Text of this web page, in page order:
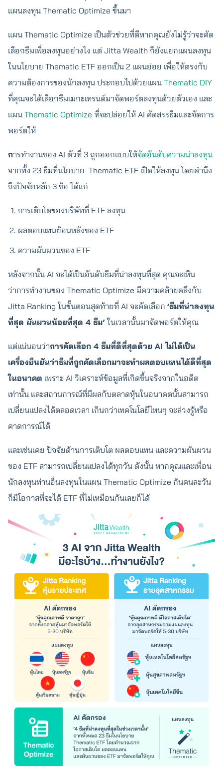
แผนลงทุน Thematic Optimize ขึ้นมา
แผน Thematic Optimize เป็นตัวช่วยที่ดีหากคุณยังไม่รู้ว่าจะคัด
เลือกธีมเพื่อลงทุนอย่างไง แต่ Jitta Wealth ก็ยังแยกแผนลงทุน
ในนโยบาย Thematic ETF ออกเป็น 2 แผนย่อย เพื่อให้ตรงกับ
ความต้องการของนักลงทุน ประกอบไปด้วยแผน Thematic DIY
ที่คุณจะได้เลือกธีมเมกะเทรนด์มาจัดพอร์ตลงทุนด้วยตัวเอง และ
แผน Thematic Optimize ที่จะปล่อยให้ AI คัดสรรธีมและจัดการ
พอร์ตให้
การทำงานของ AI ตัวที่ 3 ถูกออกแบบให้จัดอันดับความน่าลงทุน
จากทั้ง 23 ธีมที่นโยบาย Thematic ETF เปิดให้ลงทุน โดยคำนึง
ถึงปัจจัยหลัก 3 ข้อ ได้แก่
การเติบโตของบริษัทที่ ETF ลงทุน
ผลตอบแทนย้อนหลังของ ETF
ความผันผวนของ ETF
หลังจากนั้น AI จะได้เป็นอันดับธีมที่น่าลงทุนที่สุด คุณจะเห็น
ว่าการทำงานของ Thematic Optimize มีความคล้ายคลึงกับ
Jitta Ranking ในขั้นตอนสุดท้ายที่ AI จะคัดเลือก ‘ธีมที่น่าลงทุน
ที่สุด ผันผวนน้อยที่สุด 4 ธีม’ ในเวลานั้นมาจัดพอร์ตให้คุณ
แต่แน่นอนว่าการคัดเลือก 4 ธีมที่ดีที่สุดด้วย AI ไม่ได้เป็น
เครื่องยืนยันว่าธีมที่ถูกคัดเลือกมาจะทำผลตอบแทนได้ดีที่สุด
ในอนาคต เพราะ AI วิเคราะห์ข้อมูลที่เกิดขึ้นจริงจากในอดีต
เท่านั้น และสถานการณ์ที่มีผลกับตลาดหุ้นในอนาคตนั้นสามารถ
เปลี่ยนแปลงได้ตลอดเวลา เกินกว่าเทคโนโลยีไหนๆ จะล่วงรู้หรือ
คาดการณ์ได้
และเช่นเคย ปัจจัยด้านการเติบโต ผลตอบแทน และความผันผวน
ของ ETF สามารถเปลี่ยนแปลงได้ทุกวัน ดังนั้น หากคุณและเพื่อน
นักลงทุนท่านอื่นลงทุนในแผน Thematic Optimize กันคนละวัน
ก็มีโอกาสที่จะได้ ETF ที่ไม่เหมือนกันเลยก็ได้